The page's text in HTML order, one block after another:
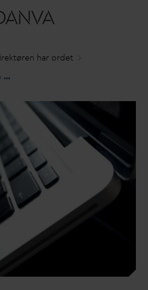
har ordet